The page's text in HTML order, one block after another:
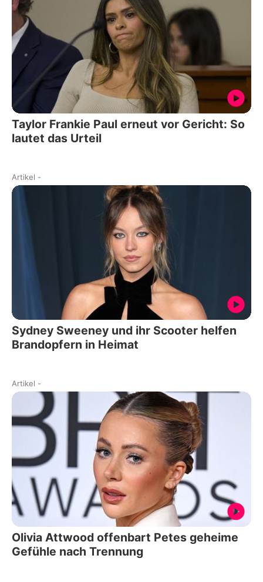
Taylor Frankie Paul erneut vor Gericht: So
lautet das Urteil
Artikel -
Sydney Sweeney und ihr Scooter helfen
Brandopfern in Heimat
Artikel -
Olivia Attwood offenbart Petes geheime
Gefühle nach Trennung